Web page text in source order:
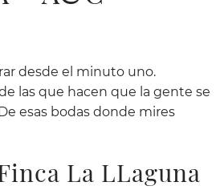
desde el minuto uno.
las que hacen que la gente se
esas bodas donde mires
La LLaguna